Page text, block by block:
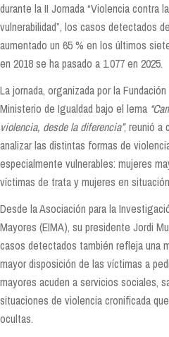
durante la II Jornada “Violencia contra
vulnerabilidad”, los casos detectados
aumentado un 65 % en los últimos
en 2018 se ha pasado a 1.077 en 2025.
La jornada, organizada por la
Ministerio de Igualdad bajo el lema
violencia, desde la diferencia”, reunió a
analizar las distintas formas de
especialmente vulnerables: mujeres
víctimas de trata y mujeres en
Desde la Asociación para la
Mayores (EIMA), su presidente Jordi
casos detectados también refleja una
mayor disposición de las víctimas a
mayores acuden a servicios sociales,
situaciones de violencia cronificada
ocultas.